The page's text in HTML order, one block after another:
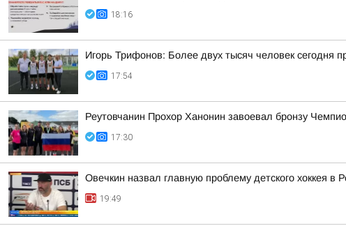
18:16
Игорь Трифонов: Более двух тысяч человек сегодня
17:54
Реутовчанин Прохор Ханонин завоевал бронзу
17:30
Овечкин назвал главную проблему детского хоккея в
19:49